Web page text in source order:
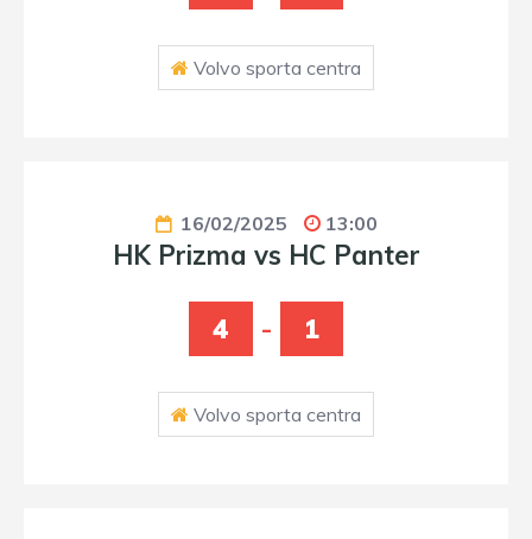
Volvo sporta centra
16/02/2025 13:00
HK Prizma vs HC Panter
4 - 1
Volvo sporta centra